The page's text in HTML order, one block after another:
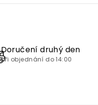
Doručení druhý den
při objednání do 14:00